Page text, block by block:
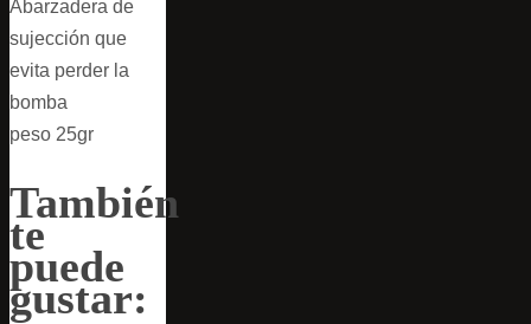
Abarzadera de
sujección que
evita perder la
bomba
peso 25gr
También
te
puede
gustar: